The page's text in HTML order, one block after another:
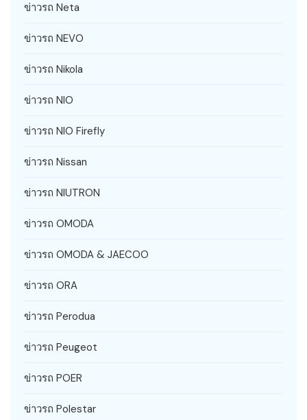
ข่าวรถ Neta
ข่าวรถ NEVO
ข่าวรถ Nikola
ข่าวรถ NIO
ข่าวรถ NIO Firefly
ข่าวรถ Nissan
ข่าวรถ NIUTRON
ข่าวรถ OMODA
ข่าวรถ OMODA & JAECOO
ข่าวรถ ORA
ข่าวรถ Perodua
ข่าวรถ Peugeot
ข่าวรถ POER
ข่าวรถ Polestar